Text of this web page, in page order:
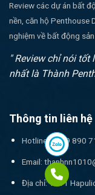
Review các dự án bất
nền, căn hộ Penthouse
nghiệm về bất động
" Review chỉ nói tốt
nhất là Thành
Thông tin liên hệ
Hotline: 0989 890
Email:
Địa chỉ: 17T1